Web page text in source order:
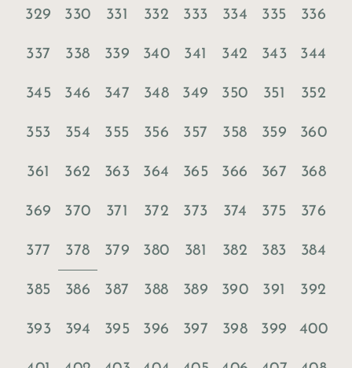
329 330 331 332 333 334 335 336
337 338 339 340 341 342 343 344
345 346 347 348 349 350 351 352
353 354 355 356 357 358 359 360
361 362 363 364 365 366 367 368
369 370 371 372 373 374 375 376
377 378 379 380 381 382 383 384
385 386 387 388 389 390 391 392
393 394 395 396 397 398 399 400